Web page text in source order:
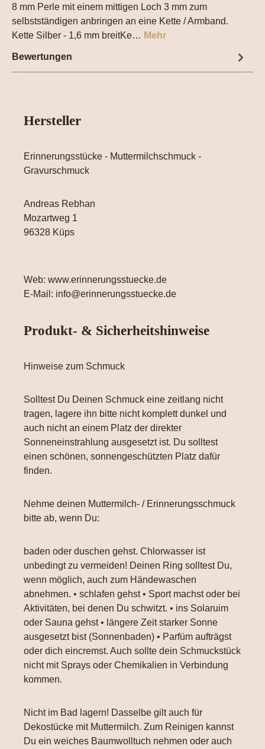
8 mm Perle mit einem mittigen Loch 3 mm zum
selbstständigen anbringen an eine Kette / Armband.
Kette Silber - 1,6 mm breitKe… Mehr
Bewertungen
Hersteller
Erinnerungsstücke - Muttermilchschmuck -
Gravurschmuck
Andreas Rebhan
Mozartweg 1
96328 Küps
Web: www.erinnerungsstuecke.de
E-Mail: info@erinnerungsstuecke.de
Produkt- & Sicherheitshinweise
Hinweise zum Schmuck
Solltest Du Deinen Schmuck eine zeitlang nicht
tragen, lagere ihn bitte nicht komplett dunkel und
auch nicht an einem Platz der direkter
Sonneneinstrahlung ausgesetzt ist. Du solltest
einen schönen, sonnengeschützten Platz dafür
finden.
Nehme deinen Muttermilch- / Erinnerungsschmuck
bitte ab, wenn Du:
baden oder duschen gehst. Chlorwasser ist
unbedingt zu vermeiden! Deinen Ring solltest Du,
wenn möglich, auch zum Händewaschen
abnehmen. • schlafen gehst • Sport machst oder bei
Aktivitäten, bei denen Du schwitzt. • ins Solaruim
oder Sauna gehst • längere Zeit starker Sonne
ausgesetzt bist (Sonnenbaden) • Parfüm aufträgst
oder dich eincremst. Auch sollte dein Schmuckstück
nicht mit Sprays oder Chemikalien in Verbindung
kommen.
Nicht im Bad lagern! Dasselbe gilt auch für
Dekostücke mit Muttermilch. Zum Reinigen kannst
Du ein weiches Baumwolltuch nehmen oder auch